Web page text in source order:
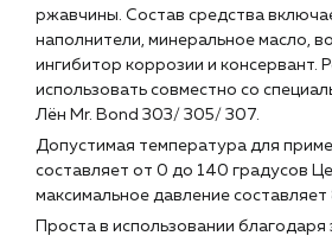
sales@profpotok.ru
г. Краснодар, ул. Российская,
ржавчины. Состав средства
наполнители, минеральное масло,
ингибитор коррозии и консервант.
использовать совместно со
Лён Mr. Bond 303/ 305/ 307.
Допустимая температура для
составляет от 0 до 140 градусов
максимальное давление составляет
Проста в использовании